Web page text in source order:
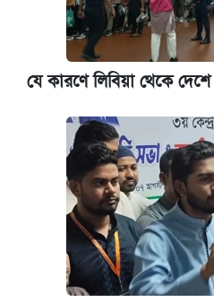
যে কারণে লিবিয়া থেকে